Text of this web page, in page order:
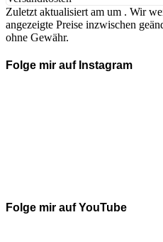
Zuletzt aktualisiert am um . Wir
angezeigte Preise inzwischen
ohne Gewähr.
Folge mir auf Instagram
Folge mir auf YouTube